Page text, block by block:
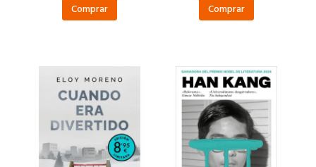
Comprar Comprar